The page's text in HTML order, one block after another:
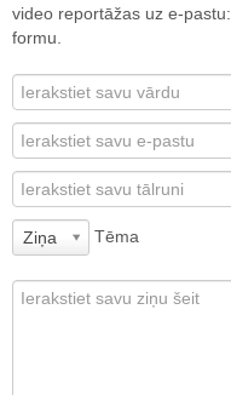
video reportāžas uz e-pastu:
formu.
Ziņa Tēma